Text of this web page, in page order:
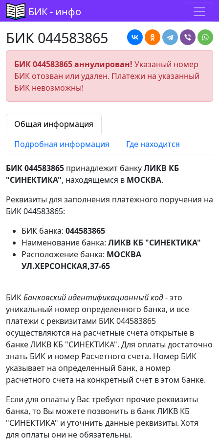
БИК - инфо
БИК 044583865
БИК 044583865 аннулирован! Указаный номер
БИК отозван или удален. Платежи на указанный
БИК невозможны!
Общая информация
Подробная информация
Где находится
БИК 044583865 принадлежит банкуЛИКВ КБ
"СИНЕКТИКА", находящемся в МОСКВА.
Реквизиты для заполнения платежного поручения на
БИК 044583865:
БИК банка: 044583865
Наименование банка: ЛИКВ КБ "СИНЕКТИКА"
Расположение банка: МОСКВА
УЛ.ХЕРСОНСКАЯ,37-65
БИКБанковский идентификационный код- это
уникальный номер определенного банка, и все
платежи с реквизитами БИК 044583865
осуществляются на расчетные счета открытые в
банке ЛИКВ КБ "СИНЕКТИКА". Для оплаты достаточно
знать БИК и номер Расчетного счета. Номер БИК
указывает на определенный банк, а номер
расчетного счета на конкретный счет в этом банке.
Если для оплаты у Вас требуют прочие реквизиты
банка, то Вы можете позвонить в банк ЛИКВ КБ
"СИНЕКТИКА" и уточнить данные реквизиты. Хотя
для оплаты они не обязательны.